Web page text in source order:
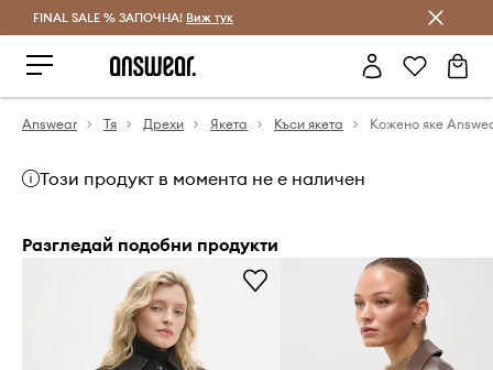
Спестявай с Answear Club
FINAL SALE % ЗАПОЧНА! Виж тук
Answear Тя Дрехи Якета Къси якета Кожено яке
Този продукт в момента не е наличен
Разгледай подобни продукти